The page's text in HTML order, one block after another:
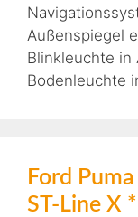
Außenspiegel
Blinkleuchte
Bodenleuchte
Ford
ST-Line X